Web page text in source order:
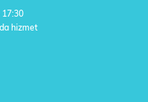
17:30
hizmet